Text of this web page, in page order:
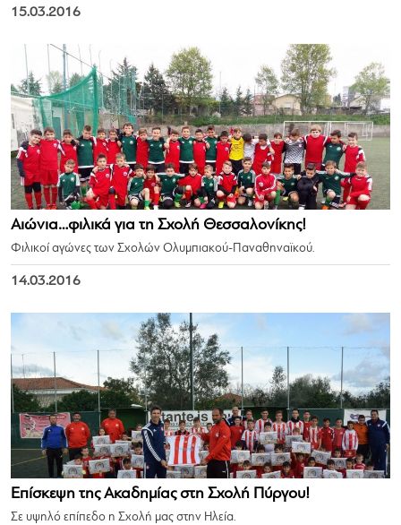
15.03.2016
Αιώνια…φιλικά για τη Σχολή Θεσσαλονίκης!
Φιλικοί αγώνες των Σχολών Ολυμπιακού-Παναθηναϊκού.
14.03.2016
Επίσκεψη της Ακαδημίας στη Σχολή Πύργου!
Σε υψηλό επίπεδο η Σχολή μας στην Ηλεία.